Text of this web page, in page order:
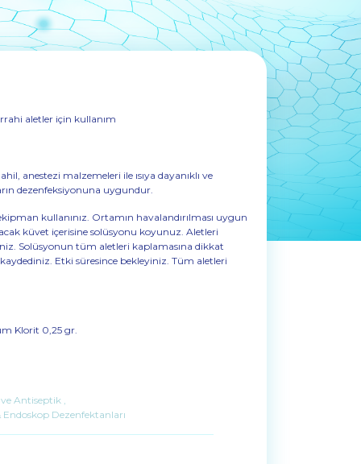
aletler için kullanım
anestezi malzemeleri ile ısıya dayanıklı ve
dezenfeksiyonuna uygundur.
kullanınız. Ortamın havalandırılması uygun
küvet içerisine solüsyonu koyunuz. Aletleri
Solüsyonun tüm aletleri kaplamasına dikkat
kaydediniz. Etki süresince bekleyiniz. Tüm aletleri
Klorit 0,25 gr.
Antiseptik,
Endoskop Dezenfektanları